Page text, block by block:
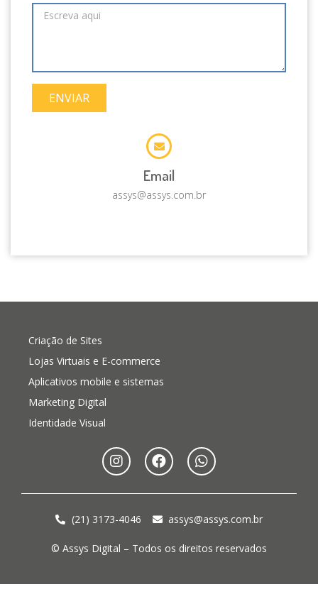
Email
assys@assys.com.br
ENVIAR
Criação de Sites
Lojas Virtuais e E-commerce
Aplicativos mobile e sistemas
Marketing Digital
Identidade Visual
(21) 3173-4046 assys@assys.com.br
© Assys Digital – Todos os direitos reservados